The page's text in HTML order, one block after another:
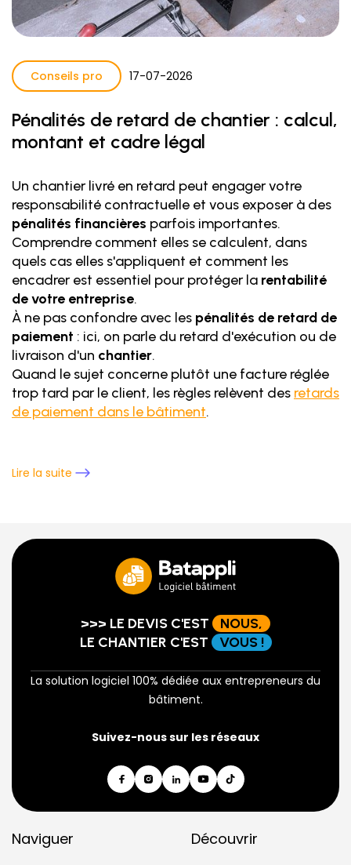
Conseils pro 17-07-2026
Pénalités de retard de chantier : calcul,
montant et cadre légal
Un chantier livré en retard peut engager votre
responsabilité contractuelle et vous exposer à des
pénalités financières parfois importantes.
Comprendre comment elles se calculent, dans
quels cas elles s'appliquent et comment les
encadrer est essentiel pour protéger la rentabilité
de votre entreprise.
À ne pas confondre avec les pénalités de retard de
paiement : ici, on parle du retard d'exécution ou de
livraison d'un chantier.
Quand le sujet concerne plutôt une facture réglée
trop tard par le client, les règles relèvent des retards
de paiement dans le bâtiment.
Lire la suite
>>> LE DEVIS C'EST
NOUS,
LE CHANTIER C'EST
VOUS !
La solution logiciel 100% dédiée aux entrepreneurs du
bâtiment.
Suivez-nous sur les réseaux
Naviguer Découvrir